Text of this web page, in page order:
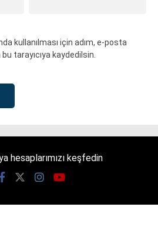
kullanılması için adım, e-posta
tarayıcıya kaydedilsin.
hesaplarımızı keşfedin